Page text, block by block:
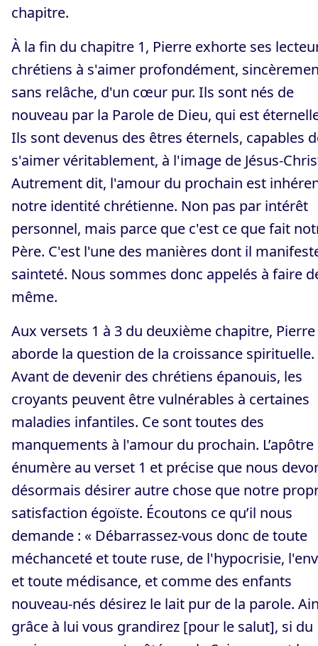
chapitre.
À la fin du chapitre 1, Pierre exhorte ses
chrétiens à s'aimer profondément,
sans relâche, d'un cœur pur. Ils sont nés de
nouveau par la Parole de Dieu, qui est
Ils sont devenus des êtres éternels, capables
s'aimer véritablement, à l'image de Jésus-
Autrement dit, l'amour du prochain est
notre identité chrétienne. Non pas par intérêt
personnel, mais parce que c'est ce que fait
Père. C'est l'une des manières dont il
sainteté. Nous sommes donc appelés à faire
même.
Aux versets 1 à 3 du deuxième chapitre, Pierre
aborde la question de la croissance spirituelle.
Avant de devenir des chrétiens épanouis, les
croyants peuvent être vulnérables à certaines
maladies infantiles. Ce sont toutes des
manquements à l'amour du prochain. L’apôtre
énumère au verset 1 et précise que nous
désormais désirer autre chose que notre
satisfaction égoïste. Écoutons ce qu’il nous
demande : « Débarrassez-vous donc de toute
méchanceté et toute ruse, de l'hypocrisie,
et toute médisance, et comme des enfants
nouveau-nés désirez le lait pur de la parole.
grâce à lui vous grandirez [pour le salut], si du